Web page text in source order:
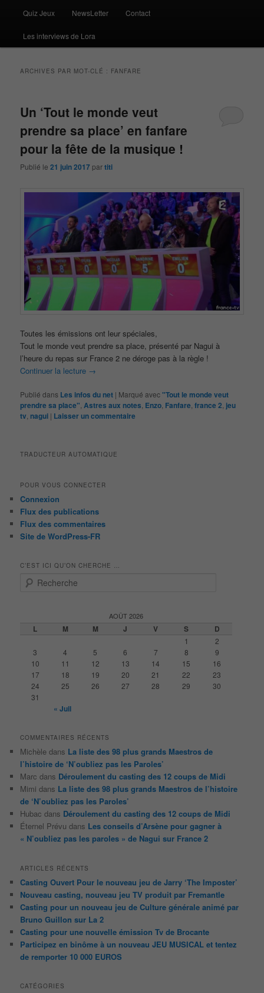
Quiz Jeux NewsLetter Contact
Les interviews de Lora
ARCHIVES PAR MOT-CLÉ : FANFARE
Un ‘Tout le monde veut
prendre sa place’ en fanfare
pour la fête de la musique !
Publié le21 juin 2017 partiti
Toutes les émissions ont leur spéciales,
Tout le monde veut prendre sa place, présenté par Nagui à
l’heure du repas sur France 2 ne déroge pas à la règle !
Continuer la lecture →
Publié dans Les infos du net | Marqué avec"Tout le monde veut
prendre sa place" Astres aux notes Enzo Fanfare ,france 2 jeu
tv nagui | Laisser un commentaire
TRADUCTEUR AUTOMATIQUE
POUR VOUS CONNECTER
Connexion
Flux des publications
Flux des commentaires
Site de WordPress-FR
C’EST ICI QU’ON CHERCHE …
AOÛT 2026
L M M J V S D
1
2
3
4 5 6 7 8
9
10
11 12 13 14 15
16
17
18 19 20 21 22
23
24
25 26 27 28 29
30
31
« Juil
COMMENTAIRES RÉCENTS
Michèle dans La liste des 98 plus grands Maestros de
l’histoire de ‘N’oubliez pas les Paroles’
Marc dans Déroulement du casting des 12 coups de Midi
Mimi dans La liste des 98 plus grands Maestros de l’histoire
de ‘N’oubliez pas les Paroles’
Hubac dans Déroulement du casting des 12 coups de Midi
Éternel Prévu dans Les conseils d’Arsène pour gagner à
« N’oubliez pas les paroles » de Nagui sur France 2
ARTICLES RÉCENTS
Casting Ouvert Pour le nouveau jeu de Jarry ‘The Imposter’
Nouveau casting, nouveau jeu TV produit par Fremantle
Casting pour un nouveau jeu de Culture générale animé par
Bruno Guillon sur La 2
Casting pour une nouvelle émission Tv de Brocante
Participez en binôme à un nouveau JEU MUSICAL et tentez
de remporter 10 000 EUROS
CATÉGORIES